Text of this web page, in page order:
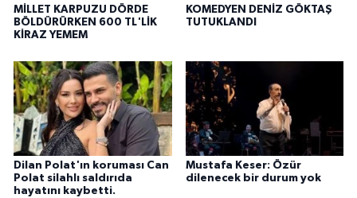
MİLLET KARPUZU DÖRDE
BÖLDÜRÜRKEN 600 TL'LİK
KİRAZ YEMEM
KOMEDYEN DENİZ GÖKTAŞ
TUTUKLANDI
Dilan Polat'ın koruması Can
Polat silahlı saldırıda
hayatını kaybetti.
Mustafa Keser: Özür
dilenecek bir durum yok